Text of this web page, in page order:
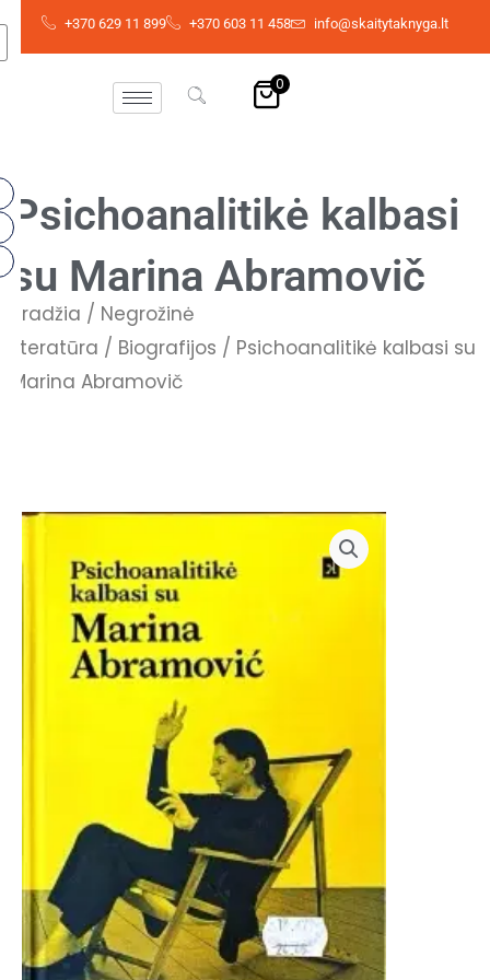
Pereiti
+370 629 11 899 +370 603 11 458 info@skaitytaknyga.lt
0
Psichoanalitikė kalbasi
su Marina Abramovič
Pradžia / Negrožinė
literatūra / Biografijos / Psichoanalitikė kalbasi su
Marina Abramovič